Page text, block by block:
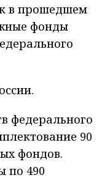
в прошедшем
фонды
федерального
90
фондов.
по 490